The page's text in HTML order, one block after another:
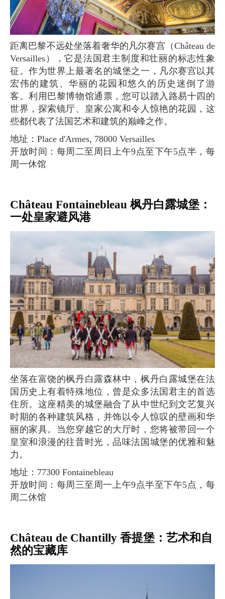
距离巴黎不远处坐落着奢华的凡尔赛宫（Château de
Versailles），它是法国君主制度和壮丽的标志性象
征。作为世界上最著名的城堡之一，凡尔赛宫以其
宏伟的建筑、华丽的花园和悠久的历史迷倒了游
客。利用巴黎博物馆通票，您可以踏入路易十四的
世界，探索镜厅、皇家公寓和令人惊艳的花园，这
些都代表了法国艺术和建筑的巅峰之作。
地址：Place d'Armes, 78000 Versailles
开放时间：每周二至周日上午9点至下午5点半，每
周一休馆
Château Fontainebleau 枫丹白露城堡：
一处皇家避风港
坐落在富饶的枫丹白露森林中，枫丹白露城堡在法
国历史上有着特殊地位，曾是众多法国君主的首选
住所。这座精美的城堡融合了从中世纪到文艺复兴
时期的各种建筑风格，并饰以令人惊叹的壁画和华
丽的家具。当您穿越它的大厅时，您将被带回一个
皇室和浪漫的往昔时光，品味法国城堡的优雅和魅
力。
地址：77300 Fontainebleau
开放时间：每周三至周一上午9点半至下午5点，每
周二休馆
Château de Chantilly 香提堡：艺术和自
然的宝藏库